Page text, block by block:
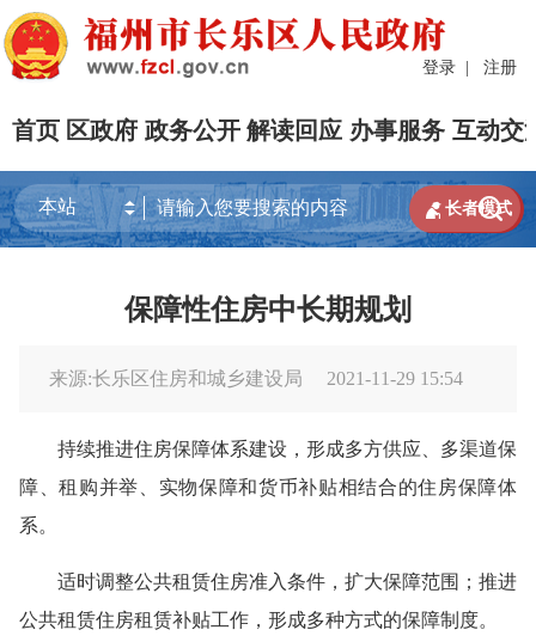
登录 | 注册
首页 区政府 政务公开 解读回应 办事服务 互动交

 长者模式
保障性住房中长期规划
来源:长乐区住房和城乡建设局 2021-11-29 15:54
持续推进住房保障体系建设，形成多方供应、多渠道保
障、租购并举、实物保障和货币补贴相结合的住房保障体
系。
适时调整公共租赁住房准入条件，扩大保障范围；推进
公共租赁住房租赁补贴工作，形成多种方式的保障制度。